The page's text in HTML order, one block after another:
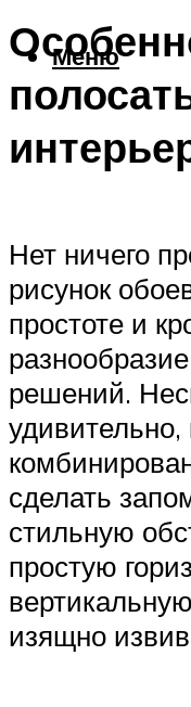
Меню
Нет ничего
рисунок
простоте и
решений.
сделать
стильную
простую
изящно